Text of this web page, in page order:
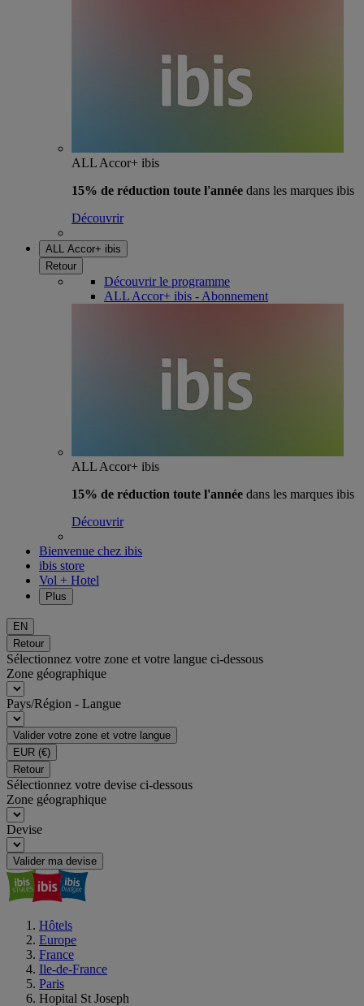
ALL Accor+ ibis
15% de réduction toute l'année dans les marques ibis
Découvrir
ALL Accor+ ibis
Retour
Découvrir le programme
ALL Accor+ ibis - Abonnement
ALL Accor+ ibis
15% de réduction toute l'année dans les marques ibis
Découvrir
Bienvenue chez ibis
ibis store
Vol + Hotel
Plus
EN
Retour
Sélectionnez votre zone et votre langue ci-dessous
Zone géographique
Pays/Région - Langue
Valider votre zone et votre langue
EUR (€)
Retour
Sélectionnez votre devise ci-dessous
Zone géographique
Devise
Valider ma devise
Hôtels
Europe
France
Ile-de-France
Paris
Hopital St Joseph